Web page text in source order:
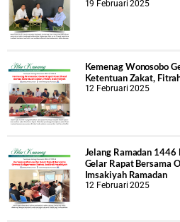
19 Februari 2025
Kemenag Wonosobo
Ketentuan Zakat,
12 Februari 2025
Jelang Ramadan
Gelar Rapat Bersama
Imsakiyah Ramadan
12 Februari 2025